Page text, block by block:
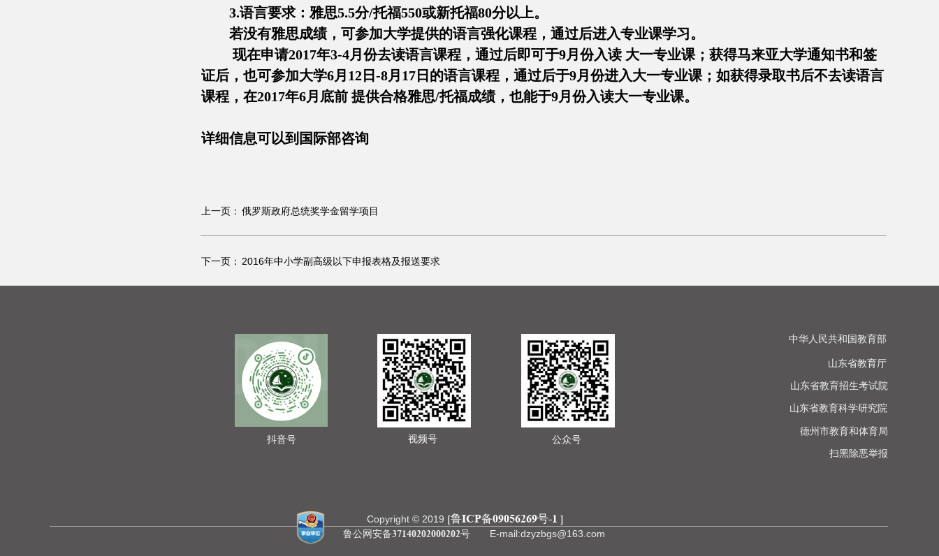
Copyright © 2019 [鲁ICP备09056269号-1 ]
鲁公网安备37140202000202号E-mail:dzyzbgs@163.com
中华人民共和国教育部
山东省教育厅
抖音号
山东省教育招生考试院
山东省教育科学研究院
德州市教育和体育局
视频号 公众号
扫黑除恶举报
3.语言要求：雅思5.5分/托福550或新托福80分以上。
若没有雅思成绩，可参加大学提供的语言强化课程，通过后进入专业课学习。
现在申请2017年3-4月份去读语言课程，通过后即可于9月份入读 大一专业课；获得马来亚大学通知书和签
证后，也可参加大学6月12日-8月17日的语言课程，通过后于9月份进入大一专业课；如获得录取书后不去读语言
课程，在2017年6月底前 提供合格雅思/托福成绩，也能于9月份入读大一专业课。
详细信息可以到国际部咨询
上一页： 俄罗斯政府总统奖学金留学项目
下一页： 2016年中小学副高级以下申报表格及报送要求